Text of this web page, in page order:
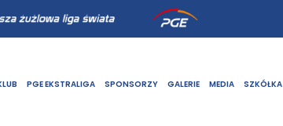
PGE EKSTRALIGA SPONSORZY GALERIE MEDIA SZKÓŁKA